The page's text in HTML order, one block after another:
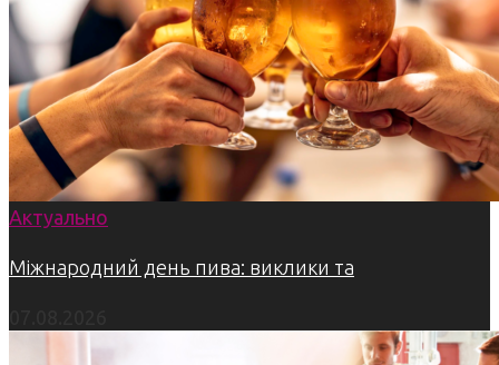
Актуально
Міжнародний день пива: виклики та